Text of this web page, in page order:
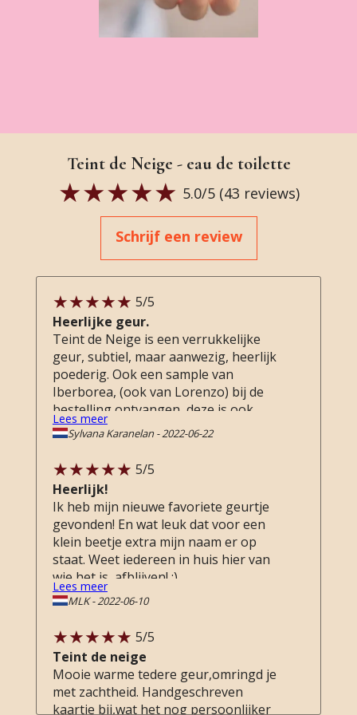
Teint de Neige - eau de toilette
5.0/5 (43 reviews)
Schrijf een review
5/5
Heerlijke geur.
Teint de Neige is een verrukkelijke
geur, subtiel, maar aanwezig, heerlijk
poederig. Ook een sample van
Iberborea, (ook van Lorenzo) bij de
bestelling ontvangen, deze is ook
heerlijk. Prima service van Perfume
Lounge, een lief briefje erbij.
Lees meer
Sylvana Karanelan-2022-06-22
5/5
Heerlijk!
Ik heb mijn nieuwe favoriete geurtje
gevonden! En wat leuk dat voor een
klein beetje extra mijn naam er op
staat. Weet iedereen in huis hier van
wie het is, afblijven! ;)
Lees meer
MLK-2022-06-10
5/5
Teint de neige
Mooie warme tedere geur,omringd je
met zachtheid. Handgeschreven
kaartje bij,wat het nog persoonlijker